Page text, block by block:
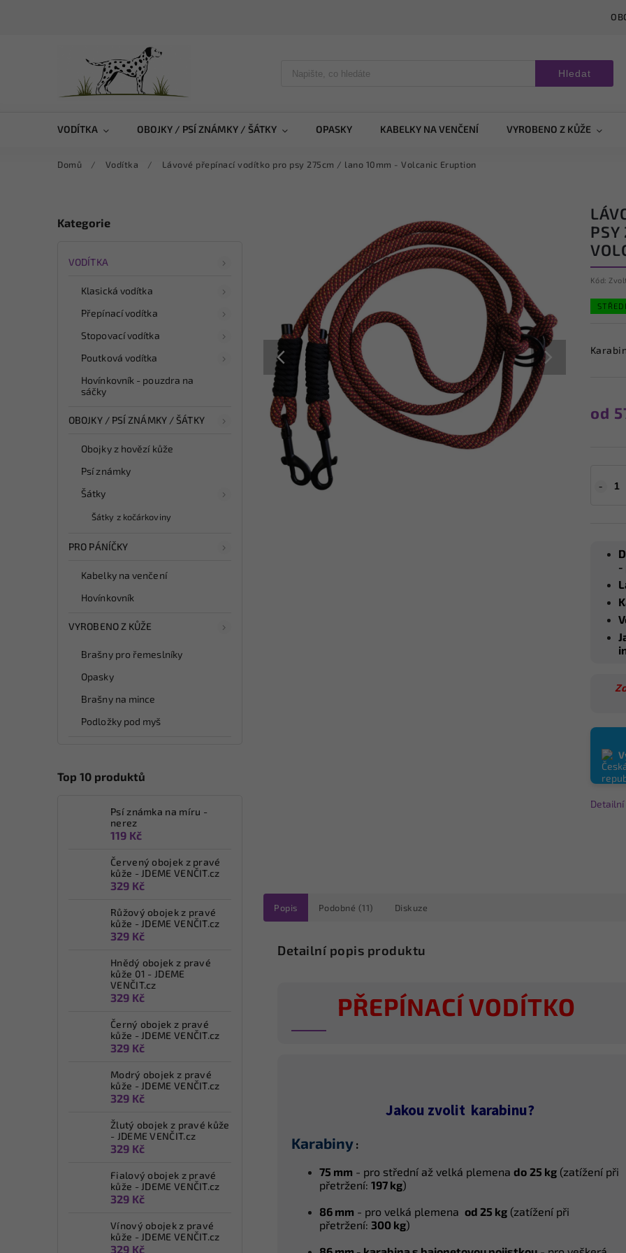
Hledat
VODÍTKA OBOJKY / PSÍ ZNÁMKY / ŠÁTKY OPASKY KABELKY NA VENČENÍ VYROBENO Z KŮŽE
Domů / Vodítka / Lávové přepínací vodítko pro psy 275cm / lano 10mm - Volcanic Eruption
Kategorie
VODÍTKA
Klasická vodítka
Přepínací vodítka
Stopovací vodítka
Poutková vodítka
Hovínkovník - pouzdra na
sáčky
OBOJKY / PSÍ ZNÁMKY / ŠÁTKY
Obojky z hovězí kůže
Psí známky
Šátky
Šátky z kočárkoviny
PRO PÁNÍČKY
Kabelky na venčení
Hovínkovník
VYROBENO Z KŮŽE
Brašny pro řemeslníky
Opasky
Brašny na mince
Podložky pod myš
Top 10 produktů
Psí známka na míru -
nerez
119 Kč
Červený obojek z pravé
kůže - JDEME VENČIT.cz
329 Kč
Růžový obojek z pravé
kůže - JDEME VENČIT.cz
329 Kč
Hnědý obojek z pravé
kůže 01 - JDEME
VENČIT.cz
329 Kč
Černý obojek z pravé
kůže - JDEME VENČIT.cz
329 Kč
Modrý obojek z pravé
kůže - JDEME VENČIT.cz
329 Kč
Žlutý obojek z pravé kůže
- JDEME VENČIT.cz
329 Kč
Fialový obojek z pravé
kůže - JDEME VENČIT.cz
329 Kč
Vínový obojek z pravé
kůže - JDEME VENČIT.cz
329 Kč
Kód:
od
-
Popis Podobné (11) Diskuze
Detailní popis produktu
PŘEPÍNACÍ VODÍTKO
Jakou zvolit karabinu?
Karabiny:
75 mm - pro střední až velká plemena do 25 kg (zatížení při
přetržení: 197 kg)
86 mm - pro velká plemena od 25 kg (zatížení při
přetržení: 300 kg)